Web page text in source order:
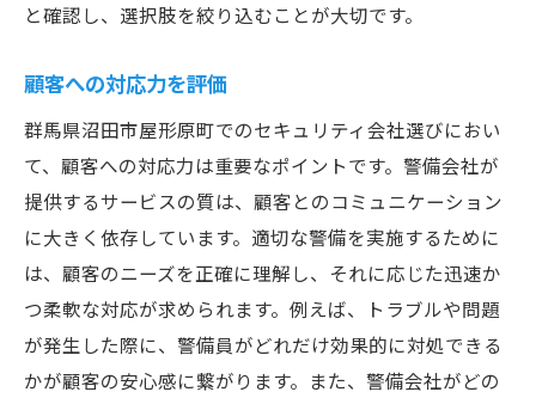
と確認し、選択肢を絞り込むことが大切です。
顧客への対応力を評価
群馬県沼田市屋形原町でのセキュリティ会社選びにおい
て、顧客への対応力は重要なポイントです。警備会社が
提供するサービスの質は、顧客とのコミュニケーション
に大きく依存しています。適切な警備を実施するために
は、顧客のニーズを正確に理解し、それに応じた迅速か
つ柔軟な対応が求められます。例えば、トラブルや問題
が発生した際に、警備員がどれだけ効果的に対処できる
かが顧客の安心感に繋がります。また、警備会社がどの